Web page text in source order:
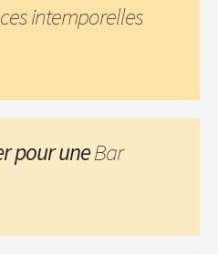
intemporelles
pour uneBar